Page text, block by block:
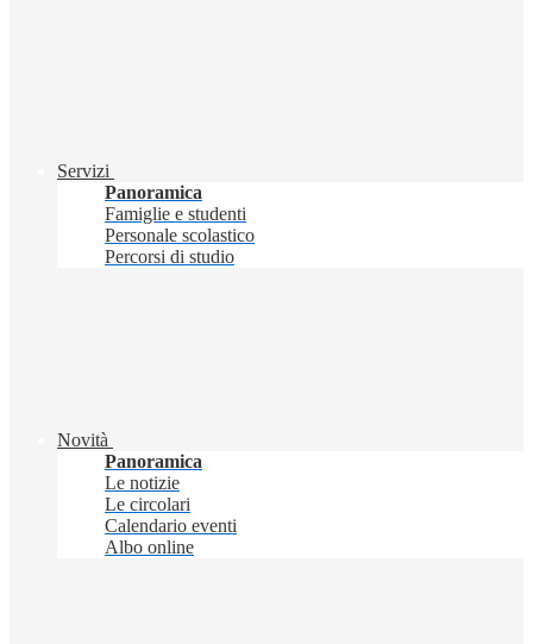
Servizi
Panoramica
Famiglie e studenti
Personale scolastico
Percorsi di studio
Novità
Panoramica
Le notizie
Le circolari
Calendario eventi
Albo online